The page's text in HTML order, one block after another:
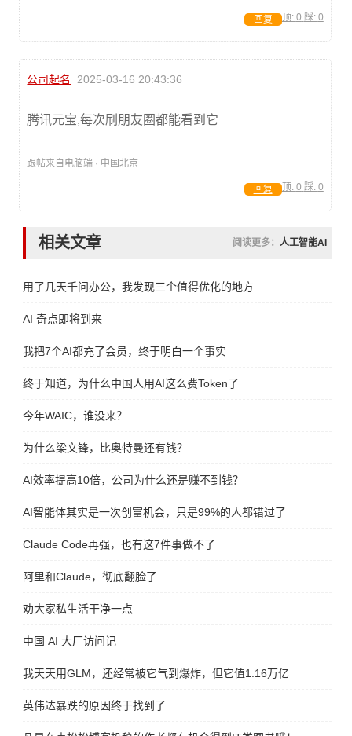
顶: 0 踩: 0
回复
公司起名 2025-03-16 20:43:36
腾讯元宝,每次刷朋友圈都能看到它
跟帖来自电脑端 · 中国北京
顶: 0 踩: 0
回复
相关文章 阅读更多： 人工智能AI
用了几天千问办公，我发现三个值得优化的地方
AI 奇点即将到来
我把7个AI都充了会员，终于明白一个事实
终于知道，为什么中国人用AI这么费Token了
今年WAIC，谁没来？
为什么梁文锋，比奥特曼还有钱？
AI效率提高10倍，公司为什么还是赚不到钱？
AI智能体其实是一次创富机会，只是99%的人都错过了
Claude Code再强，也有这7件事做不了
阿里和Claude，彻底翻脸了
劝大家私生活干净一点
中国 AI 大厂访问记
我天天用GLM，还经常被它气到爆炸，但它值1.16万亿
英伟达暴跌的原因终于找到了